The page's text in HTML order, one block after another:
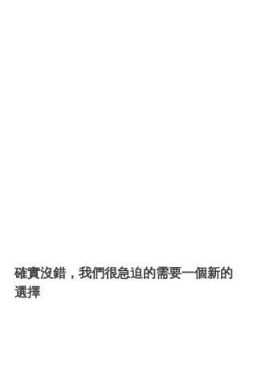
確實沒錯，我們很急迫的需要一個新的
選擇